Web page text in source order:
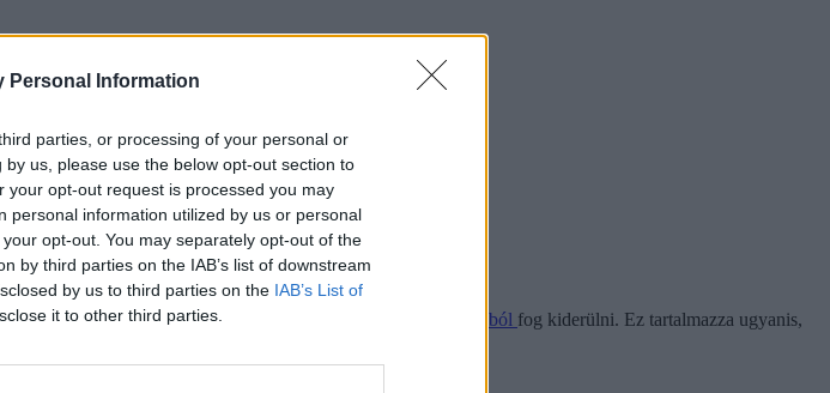
Personal Information
parties, or processing of your personal or
us, please use the below opt-out section to
opt-out request is processed you may
personal information utilized by us or personal
opt-out. You may separately opt-out of the
by third parties on the IAB’s list of downstream
by us to third parties on the IAB’s List of
it to other third parties.
legkésőbb 2025. október 20-án megjelenő felvételi tájékoztatóból fog kiderülni. Ez tartalmazza ugyanis,